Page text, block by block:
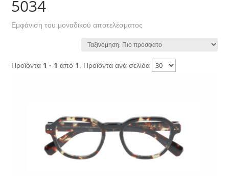
5034
Εμφάνιση του μοναδικού αποτελέσματος
Προϊόντα 1 - 1 από 1. Προϊόντα ανά σελίδα